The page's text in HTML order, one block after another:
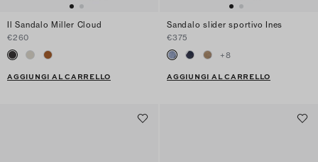
Il Sandalo Miller Cloud
€260
AGGIUNGI AL CARRELLO
Sandalo slider sportivo Ines
€375
+8
AGGIUNGI AL CARRELLO